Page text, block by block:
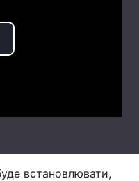
встановлювати,